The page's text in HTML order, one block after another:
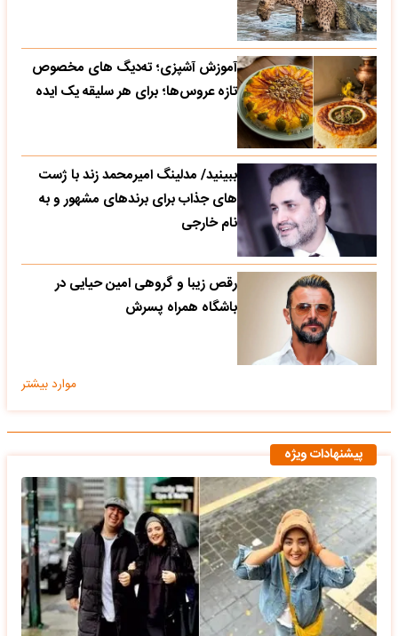
آموزش آشپزی؛ ته‌دیگ‌ های مخصوص
تازه‌ عروس‌ها؛ برای هر سلیقه یک ایده
ببینید/ مدلینگ امیرمحمد زند با ژست
های جذاب برای برندهای مشهور و به
نام خارجی
رقص زیبا و گروهی امین حیایی در
باشگاه همراه پسرش
موارد بیشتر
پیشنهادات ویژه